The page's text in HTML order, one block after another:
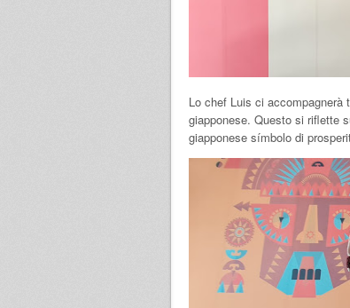
Lo chef Luis ci accompagnerà
giapponese. Questo si riflette
giapponese símbolo di